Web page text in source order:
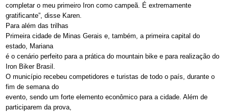
completar o meu primeiro Iron como campeã. É extremamente
gratificante”, disse Karen.
Para além das trilhas
Primeira cidade de Minas Gerais e, também, a primeira capital do
estado, Mariana
é o cenário perfeito para a prática do mountain bike e para realização do
Iron Biker Brasil.
O município recebeu competidores e turistas de todo o país, durante o
fim de semana do
evento, sendo um forte elemento econômico para a cidade. Além de
participarem da prova,